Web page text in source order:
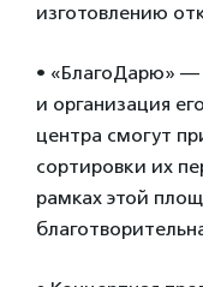
изготовлению
• «БлагоДарю» —
и организация
центра смогут
сортировки их
рамках этой